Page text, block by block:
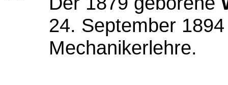
24. September
Mechanikerlehre.